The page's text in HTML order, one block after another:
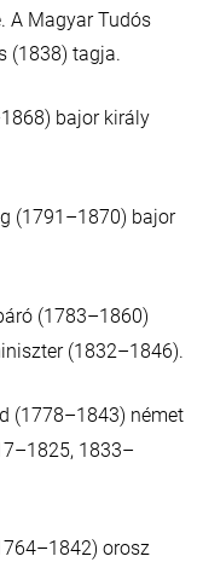
A Magyar Tudós
(1838) tagja.
bajor király
(1791–1870) bajor
(1783–1860)
(1832–1846).
(1778–1843) német
1833–
orosz